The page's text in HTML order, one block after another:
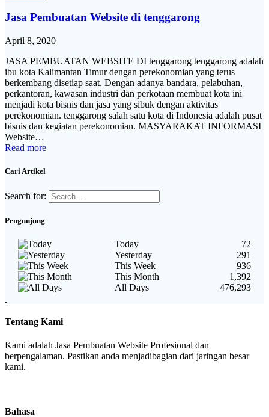
Jasa Pembuatan Website di tenggarong
April 8, 2020
JASA PEMBUATAN WEBSITE DI tenggarong tenggarong adalah
ibu kota Kalimantan Timur dengan perekonomian yang terus
berkembang disetiap saat. Dengan adanya bandara, pelabuhan,
perkantoran, kawasan industri dan perkotaan membuat kota ini
menjadi kota bisnis dan jasa yang sibuk dengan aktivitas
perekonomian. tenggarong salah satu kota di Indonesia adalah pusat
bisnis dan kegiatan perekonomian. MASYARAKAT INFORMASI
Website…
Read more
Cari Artikel
Search for:
Pengunjung
Today
72
Yesterday
291
This Week
936
This Month
1,392
All Days
476,293
Tentang Kami
Kami adalah Jasa Pembuatan Website Profesional dan
berpengalaman. Pastikan anda menjadibagian dari jaringan besar
kami.
Bahasa